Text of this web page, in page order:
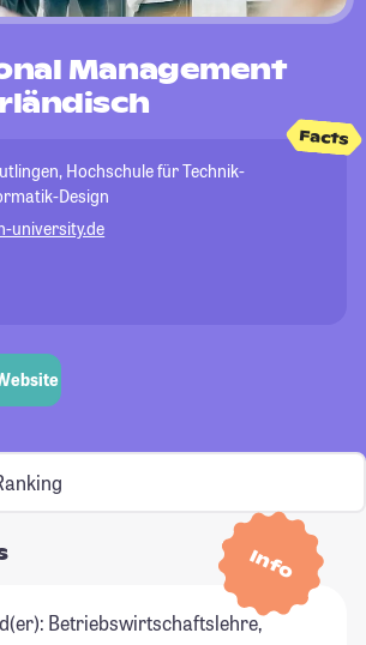
Management
Facts
Hochschule für Technik-
Design
university.de
Info
Betriebswirtschaftslehre,